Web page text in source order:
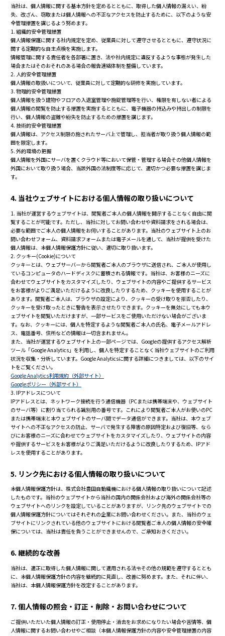
当社は、個人情報に関する基本方針を定めるとともに、取得した個人情報の漏えい、紛
失、改ざん、窃取または個人情報への不正なアクセスを防止するために、以下のような安
全管理措置を講じるよう努めます。
1. 組織的安全管理措置
個人情報保護に関する社内規定を定め、従業員に対して遵守させるとともに、遵守状況に
関する定期的な自主点検を実施します。
情報管理に関する責任者を各部署に置き、法や社内規定に違反するような事態が発生した
場合またはそのおそれのある場合の報告連絡体制を整備しています。
2. 人的安全管理措置
個人情報の取扱いについて、従業員に対して定期的な研修を実施しています。
3. 物理的安全管理措置
個人情報を扱う建物やフロアの入退室管理や施錠管理等を行い、権限を有しない者による
個人情報の閲覧を防止する措置を実施するとともに、電子機器の持込みや持出しの制限を
行い、個人情報の盗難や紛失を防止するための措置を講じます。
4. 技術的安全管理措置
個人情報は、アクセス制限の施されたサーバ上で管理し、担当者が取り扱う個人情報の範
囲を限定します。
5. 外的環境の把握
個人情報を外国にサーバを置くクラウド等において保管・管理する場合その他個人情報を
外国において取り扱う場合、当該外国の法制度等に応じて、適切かつ必要な措置を講じま
す。
4. 当社ウェブサイトにおける個人情報の取り扱いについて
1. 当社が運営するウェブサイトは、閲覧者ご本人の個人情報を開示することなく自由に閲
覧することが可能です。ただし、当社に対してお問い合わせや資料請求をされる場合は、
必要な範囲でご本人の個人情報をお伺いすることがあります。当社のウェブサイト上のお
問い合わせフォーム、資料請求フォームまたは電子メールを通して、当社が提供を受けた
個人情報は、本個人情報保護方針に従い、適切に取り扱います。
2. クッキー(Cookie)について
クッキーとは、ウェブサーバーから閲覧者ご本人のブラウザに送信され、ご本人が使用し
ているコンピュータのハードディスクに蓄積される情報です。当社は、お客様のニーズに
合わせてウェブサイトをカスタマイズしたり、ウェブサイトの内容やご提供するサービス
をお客様がよりご満足いただけるように改良したりするため、クッキーを使用することが
あります。閲覧者ご本人は、ブラウザの設定により、クッキーの受け取りを拒否したり、
クッキーを受け取ったときに警告を表示させたりできます。クッキーを無効にしても本ウ
ェブサイトを閲覧いただけますが、一部サービスをご使用いただけない場合がございま
す。なお、クッキーには、個人を特定するような閲覧者ご本人の氏名、電子メールアドレ
ス、電話番号、住所などの情報は一切含まれません。
また、当社が運営するウェブサイト上の一部ページでは、Googleの提供するアクセス解析
ツール「Google Analytics」を利用し、個人を特定することなく当社ウェブサイトのご利用
状況を収集・分析しています。Google Analyticsに関する詳細につきましては、以下のサイ
トをご覧ください。
Google Analytics利用規約（外部サイト）
Googleポリシー（外部サイト）
3. IPアドレスについて
IPアドレスとは、ネットワーク接続を行う通信機器（PCまたは携帯端末や、ウェブサイト
のサーバ等）に割り当てられる識別用の番号です。これにより閲覧者ご本人がお使いのPC
または携帯端末と本ウェブサイトのサーバ間でデータ通信ができます。当社は、本ウェブ
サイトへの不正なアクセスの防止、サーバで発生する障害の原因特定および復旧等、なら
びにお客様のニーズに合わせてウェブサイトをカスタマイズしたり、ウェブサイトの内容
や提供するサービスをお客様がよりご満足いただけるように改良したりするため、IPアド
レスを使用することがあります。
5. リンク先における個人情報の取り扱いについて
本個人情報保護方針は、株式会社豊田自動織機における個人情報の取り扱いについて記述
したものです。当社のウェブサイトから当社の国内の関係会社および海外の関係会社等の
ウェブサイトへのリンクを設定していることがありますが、リンク先のウェブサイトでの
個人情報保護方針についてはそれぞれの企業にお問い合わせください。また、当社のウェ
ブサイトにリンクされている他のウェブサイトにおける閲覧者ご本人の個人情報の安全確
保については、当社は責任を負うことができませんので、ご承知おきください。
6. 継続的な改善
当社は、適正に取得した個人情報に関して適用される法令その他の規範を遵守するととも
に、本個人情報保護方針の内容を継続的に見直し、改善に努めます。また、それに伴い、
当社は、本個人情報保護方針を改定することがあります。
7. 個人情報の照会・訂正・削除・お問い合わせについて
ご提供いただいた個人情報の訂正・使用停止・消去をお求めになりたい場合や苦情等、個
人情報に関するお問い合わせやご相談（本個人情報保護方針の内容や安全管理措置の内容